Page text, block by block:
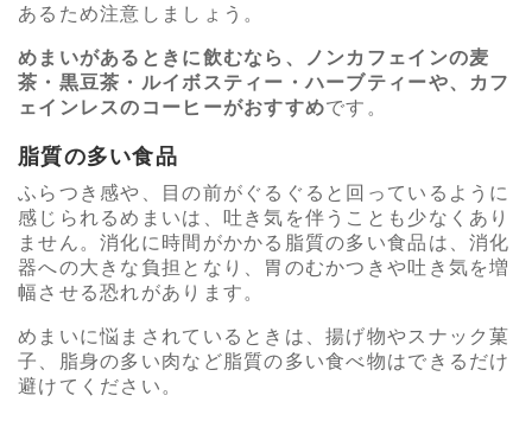
あるため注意しましょう。
めまいがあるときに飲むなら、ノンカフェインの麦
茶・黒豆茶・ルイボスティー・ハーブティーや、カフ
ェインレスのコーヒーがおすすめです。
脂質の多い食品
ふらつき感や、目の前がぐるぐると回っているように
感じられるめまいは、吐き気を伴うことも少なくあり
ません。消化に時間がかかる脂質の多い食品は、消化
器への大きな負担となり、胃のむかつきや吐き気を増
幅させる恐れがあります。
めまいに悩まされているときは、揚げ物やスナック菓
子、脂身の多い肉など脂質の多い食べ物はできるだけ
避けてください。